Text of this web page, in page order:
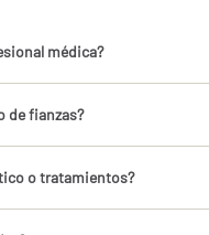
médica?
de fianzas?
o tratamientos?